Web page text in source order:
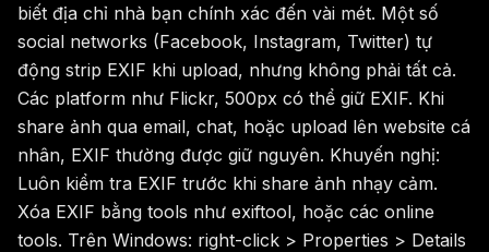
biết địa chỉ nhà bạn chính xác đến vài mét. Một số
social networks (Facebook, Instagram, Twitter) tự
động strip EXIF khi upload, nhưng không phải tất cả.
Các platform như Flickr, 500px có thể giữ EXIF. Khi
share ảnh qua email, chat, hoặc upload lên website cá
nhân, EXIF thường được giữ nguyên. Khuyến nghị:
Luôn kiểm tra EXIF trước khi share ảnh nhạy cảm.
Xóa EXIF bằng tools như exiftool, hoặc các online
tools. Trên Windows: right-click > Properties > Details